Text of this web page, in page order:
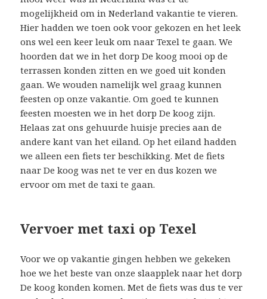
mogelijkheid om in Nederland vakantie te vieren.
Hier hadden we toen ook voor gekozen en het leek
ons wel een keer leuk om naar Texel te gaan. We
hoorden dat we in het dorp De koog mooi op de
terrassen konden zitten en we goed uit konden
gaan. We wouden namelijk wel graag kunnen
feesten op onze vakantie. Om goed te kunnen
feesten moesten we in het dorp De koog zijn.
Helaas zat ons gehuurde huisje precies aan de
andere kant van het eiland. Op het eiland hadden
we alleen een fiets ter beschikking. Met de fiets
naar De koog was net te ver en dus kozen we
ervoor om met de taxi te gaan.
Vervoer met taxi op Texel
Voor we op vakantie gingen hebben we gekeken
hoe we het beste van onze slaapplek naar het dorp
De koog konden komen. Met de fiets was dus te ver